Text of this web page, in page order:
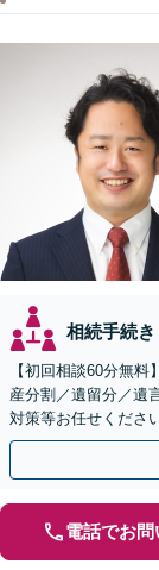
相続手続き
【初回相談60分無
産分割／遺留分／遺
対策等お任せくださ
話相談可】
電話でお